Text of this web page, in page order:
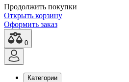
Продолжить покупки
Открыть корзину
Оформить заказ
0
Категории